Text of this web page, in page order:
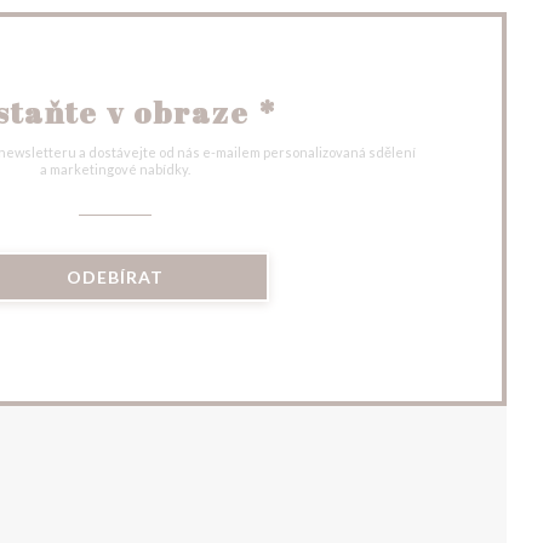
v obraze *
a dostávejte od nás e-mailem personalizovaná sdělení
a marketingové nabídky.
ODEBÍRAT
OKNĚ))